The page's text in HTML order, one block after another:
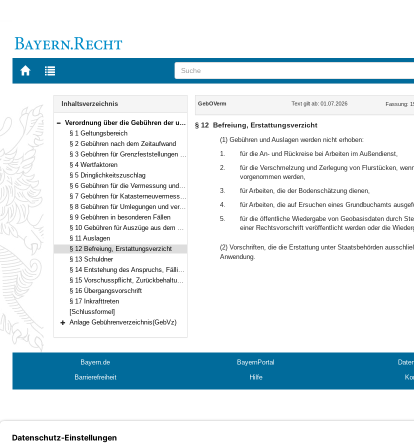
Zur
BAYERN.RECHT
Zur
letzten
Navigation
Inhaltsverzeichnis
Bereich reduzieren
Verordnung über die Gebühren der unteren Vermessungsbehörden (GebOVerm) Vom 15. März 2006 (GVBl. S. 160) BayRS 2013-2-9-F (§§ 1–17)
§ 1 Geltungsbereich
§ 2 Gebühren nach dem Zeitaufwand
§ 3 Gebühren für Grenzfeststellungen und Fortführungsvermessungen (ohne Gebäudeveränderungen)
§ 4 Wertfaktoren
§ 5 Dringlichkeitszuschlag
§ 6 Gebühren für die Vermessung und katastertechnische Behandlung von Gebäudeveränderungen
§ 7 Gebühren für Katasterneuvermessungen
§ 8 Gebühren für Umlegungen und vereinfachte Umlegungen
§ 9 Gebühren in besonderen Fällen
§ 10 Gebühren für Auszüge aus dem Liegenschaftskataster
§ 11 Auslagen
§ 12 Befreiung, Erstattungsverzicht
§ 13 Schuldner
§ 14 Entstehung des Anspruchs, Fälligkeit
§ 15 Vorschusspflicht, Zurückbehaltungsrecht
§ 16 Übergangsvorschrift
§ 17 Inkrafttreten
[Schlussformel]
Anlage Gebührenverzeichnis(GebVz)
Inhalt
GebOVerm Text gilt ab: 01.07.2026 Fassung:
§ 12 Befreiung, Erstattungsverzicht
(1) Gebühren und Auslagen werden nicht erhoben:
1.
für die An- und Rückreise bei Arbeiten im Außendienst,
2.
für die Verschmelzung und Zerlegung von Flurstücken,
vorgenommen werden,
3.
für Arbeiten, die der Bodenschätzung dienen,
4.
für Arbeiten, die auf Ersuchen eines Grundbuchamts
5.
für die öffentliche Wiedergabe von Geobasisdaten durch
einer Rechtsvorschrift veröffentlicht werden oder die
(2) Vorschriften, die die Erstattung unter Staatsbehörden
Anwendung.
Bayern.de BayernPortal
Barrierefreiheit
Hilfe